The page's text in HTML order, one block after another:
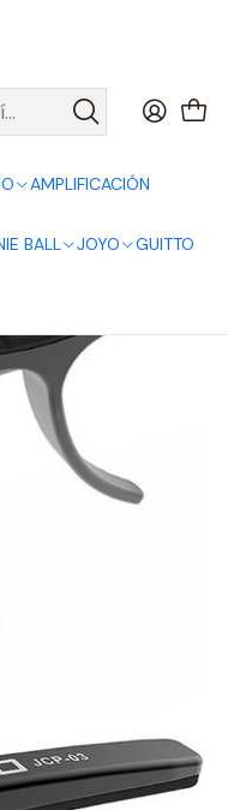
AMPLIFICACIÓN
BALL JOYO GUITTO
urbano, Colina o
JCP-03 para Guitarra